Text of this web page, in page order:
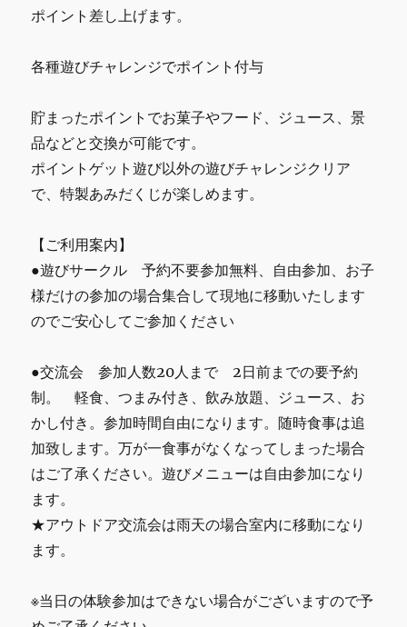
ポイント差し上げます。
各種遊びチャレンジでポイント付与
貯まったポイントでお菓子やフード、ジュース、景
品などと交換が可能です。
ポイントゲット遊び以外の遊びチャレンジクリア
で、特製あみだくじが楽しめます。
【ご利用案内】
●遊びサークル 予約不要参加無料、自由参加、お子
様だけの参加の場合集合して現地に移動いたします
のでご安心してご参加ください
●交流会 参加人数20人まで 2日前までの要予約
制。 軽食、つまみ付き、飲み放題、ジュース、お
かし付き。参加時間自由になります。随時食事は追
加致します。万が一食事がなくなってしまった場合
はご了承ください。遊びメニューは自由参加になり
ます。
★アウトドア交流会は雨天の場合室内に移動になり
ます。
※当日の体験参加はできない場合がございますので予